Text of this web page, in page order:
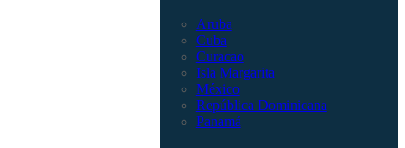
Aruba
Cuba
Curacao
Isla Margarita
México
República Dominicana
Panamá